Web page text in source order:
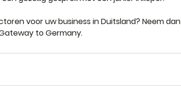
voor uw business in Duitsland? Neem dan
to Germany.